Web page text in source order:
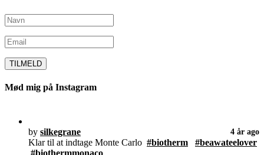
Mød mig på Instagram
by silkegrane 4 år ago
Klar til at indtage Monte Carlo #biotherm
#beawateelover
#biothermmonaco